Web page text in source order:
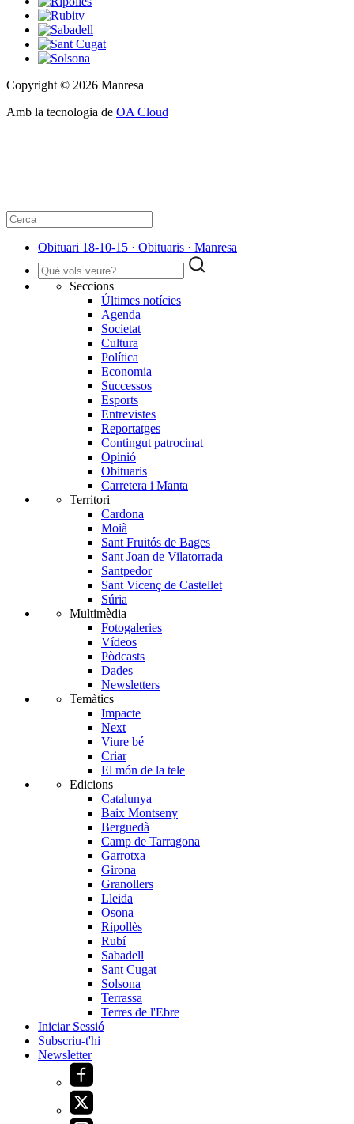
Copyright © 2026 Manresa
Amb la tecnologia de OA Cloud
Obituari 18-10-15 · Obituaris · Manresa
Seccions
Últimes notícies
Agenda
Societat
Cultura
Política
Economia
Successos
Esports
Entrevistes
Reportatges
Contingut patrocinat
Opinió
Obituaris
Carretera i Manta
Territori
Cardona
Moià
Sant Fruitós de Bages
Sant Joan de Vilatorrada
Santpedor
Sant Vicenç de Castellet
Súria
Multimèdia
Fotogaleries
Vídeos
Pòdcasts
Dades
Newsletters
Temàtics
Impacte
Next
Viure bé
Criar
El món de la tele
Edicions
Catalunya
Baix Montseny
Berguedà
Camp de Tarragona
Garrotxa
Girona
Granollers
Lleida
Osona
Ripollès
Rubí
Sabadell
Sant Cugat
Solsona
Terrassa
Terres de l'Ebre
Iniciar Sessió
Subscriu-t'hi
Newsletter